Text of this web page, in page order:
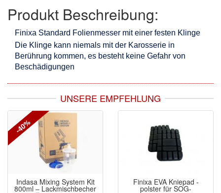
(21)
Sia
(3)
Spectral
(5)
StarChem
(4)
Wibeco
ZVG
Produkt Beschreibung:
Finixa Standard Folienmesser mit einer festen Klinge
Die Klinge kann niemals mit der Karosserie in
Berührung kommen, es besteht keine Gefahr von
Beschädigungen
UNSERE EMPFEHLUNG
Indasa Mixing System Kit
800ml – Lackmischbecher
-40%
Finixa EVA Kniepad -
polster für SOG-